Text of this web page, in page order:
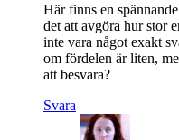
Här finns en
det att avgöra hur stor
inte vara något exakt
om fördelen är liten,
att besvara?
Svara